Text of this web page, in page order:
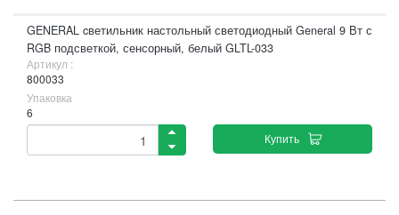
GENERAL cветильник настольный светодиодный General 9 Вт с
RGB подсветкой, сенсорный, белый GLTL-033
Артикул :
800033
Упаковка
6
Купить